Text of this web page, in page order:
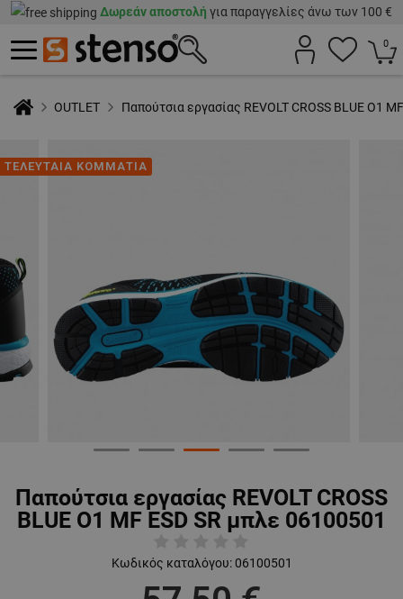
Δωρεάν αποστολή για παραγγελίες άνω των 100 €
0
OUTLET Παπούτσια εργασίας REVOLT CROSS BLUE O1
ΤΕΛΕΥΤΑΙΑ ΚΟΜΜΑΤΙΑ
Παπούτσια εργασίας REVOLT CROSS
BLUE O1 MF ESD SR μπλε 06100501
Κωδικός καταλόγου: 06100501